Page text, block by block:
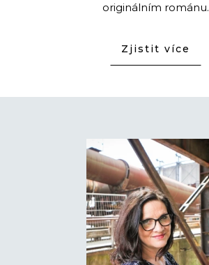
originálním románu.
Zjistit více